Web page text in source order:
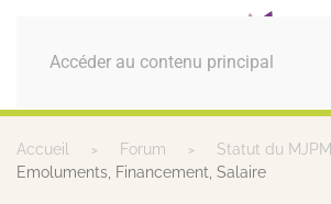
Accéder au contenu principal
MENU
Accueil Forum
Statut du MJPM
Emoluments, Financement, Salaire